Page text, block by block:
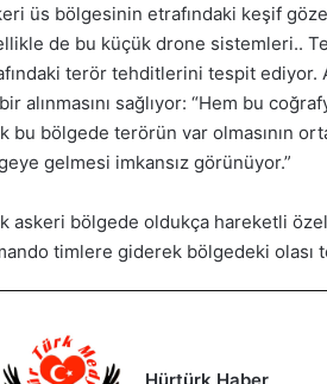
üs bölgesinin etrafındaki keşif
de bu küçük drone sistemleri..
terör tehditlerini tespit ediyor.
alınmasını sağlıyor: “Hem bu
bu bölgede terörün var olmasının
gelmesi imkansız görünüyor.”
askeri bölgede oldukça hareketli
timlere giderek bölgedeki